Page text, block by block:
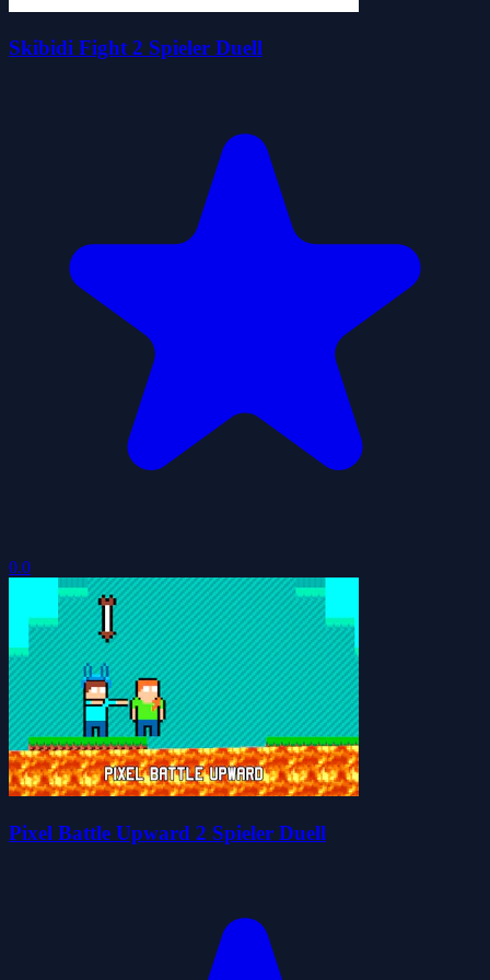
Skibidi Fight 2 Spieler Duell
0.0
Pixel Battle Upward 2 Spieler Duell